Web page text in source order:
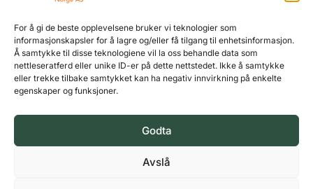
For å gi de beste opplevelsene bruker vi teknologier som
informasjonskapsler for å lagre og/eller få tilgang til enhetsinformasjon.
Å samtykke til disse teknologiene vil la oss behandle data som
nettleseratferd eller unike ID-er på dette nettstedet. Ikke å samtykke
eller trekke tilbake samtykket kan ha negativ innvirkning på enkelte
egenskaper og funksjoner.
Godta
Avslå
Aktuelt
Om oss
Kontakt oss
Logg inn